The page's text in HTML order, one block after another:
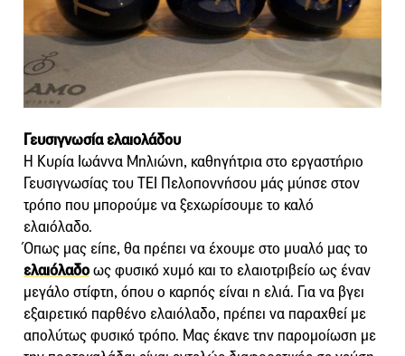
Γευσιγνωσία ελαιολάδου
Η Κυρία Ιωάννα Μηλιώνη, καθηγήτρια στο εργαστήριο
Γευσιγνωσίας του ΤΕΙ Πελοποννήσου μάς μύησε στον
τρόπο που μπορούμε να ξεχωρίσουμε το καλό
ελαιόλαδο.
Όπως μας είπε, θα πρέπει να έχουμε στο μυαλό μας το
ελαιόλαδοως φυσικό χυμό και το ελαιοτριβείο ως έναν
μεγάλο στίφτη, όπου ο καρπός είναι η ελιά. Για να βγει
εξαιρετικό παρθένο ελαιόλαδο, πρέπει να παραχθεί με
απολύτως φυσικό τρόπο. Μας έκανε την παρομοίωση με